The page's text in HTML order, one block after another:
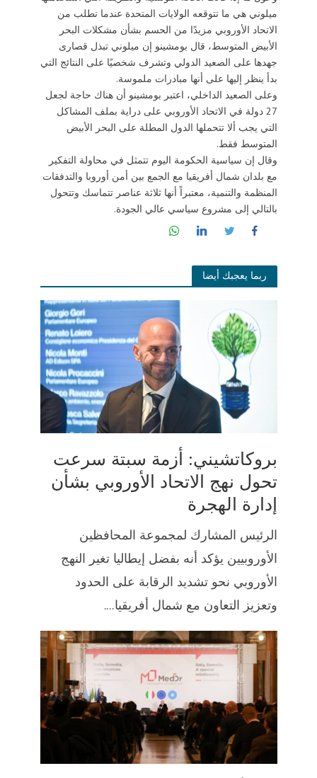
ميلوني هي ما تتوقعه الولايات المتحدة عندما تطلب من
الاتحاد الأوروبي مزيدًا من الحسم بشأن مشكلات البحر
الأبيض المتوسط، قال بومشينو إن ميلوني تبذل قصارى
جهدها على الصعيد الدولي وتشرف شخصيًا على النتائج التي
بدأ ينظر إليها على أنها مبادرات ملموسة.
وعلى الصعيد الداخلي، اعتبر بومشينو أن هناك حاجة لجعل
27 دولة في الاتحاد الأوروبي على دراية بملف المشاكل
التي يجب ألا تتحملها الدول المطلة على البحر الأبيض
المتوسط ​​فقط.
وقال إن سياسية الحكومة اليوم تتمثل في محاولة التفكير
مع بلدان شمال أفريقيا مع الجمع بين أمن أوروبا والتدفقات
المنظمة والتنمية، معتبراً أنها ثلاثة عناصر تتماسك وتتحول
بالتالي إلى مشروع سياسي عالي الجودة.
ربما يعجبك أيضا
بروكاتشيني: أزمة سبتة سرعت
تحول نهج الاتحاد الأوروبي بشأن
إدارة الهجرة
الرئيس المشارك لمجموعة المحافظين
الأوروبيين يؤكد أنه بفضل إيطاليا تغير النهج
الأوروبي نحو تشديد الرقابة على الحدود
وتعزيز التعاون مع شمال أفريقيا....